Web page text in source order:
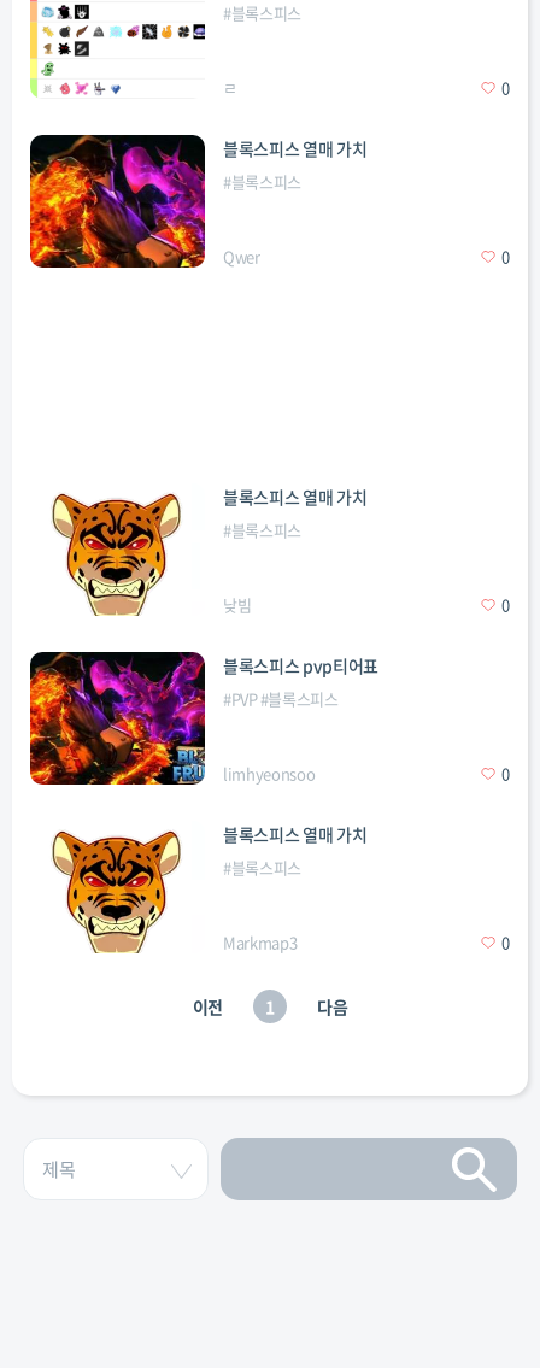
#블록스피스
ㄹ 0
블록스피스 열매 가치
#블록스피스
Qwer 0
블록스피스 열매 가치
#블록스피스
낮빔 0
블록스피스 pvp티어표
#PVP#블록스피스
limhyeonsoo 0
블록스피스 열매 가치
#블록스피스
Markmap3 0
이전 1 다음